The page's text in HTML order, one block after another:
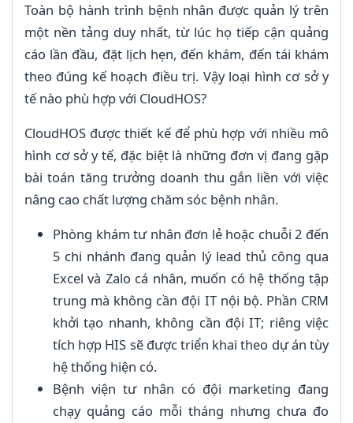
Toàn bộ hành trình bệnh nhân được quản lý trên
một nền tảng duy nhất, từ lúc họ tiếp cận quảng
cáo lần đầu, đặt lịch hẹn, đến khám, đến tái khám
theo đúng kế hoạch điều trị. Vậy loại hình cơ sở y
tế nào phù hợp với CloudHOS?
CloudHOS được thiết kế để phù hợp với nhiều mô
hình cơ sở y tế, đặc biệt là những đơn vị đang gặp
bài toán tăng trưởng doanh thu gắn liền với việc
nâng cao chất lượng chăm sóc bệnh nhân.
Phòng khám tư nhân đơn lẻ hoặc chuỗi 2 đến
5 chi nhánh đang quản lý lead thủ công qua
Excel và Zalo cá nhân, muốn có hệ thống tập
trung mà không cần đội IT nội bộ. Phần CRM
khởi tạo nhanh, không cần đội IT; riêng việc
tích hợp HIS sẽ được triển khai theo dự án tùy
hệ thống hiện có.
Bệnh viện tư nhân có đội marketing đang
chạy quảng cáo mỗi tháng nhưng chưa đo